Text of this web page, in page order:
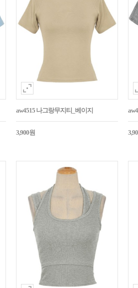
aw4515 나그랑무지티_베이지
3,900원